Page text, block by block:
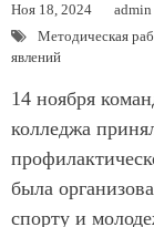
Ноя 18, 2024
admin
Методическая
явлений
14 ноября
колледжа
была
спорту и